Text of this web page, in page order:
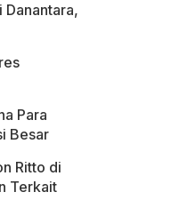
Danantara,
Para
Besar
Ritto di
Terkait